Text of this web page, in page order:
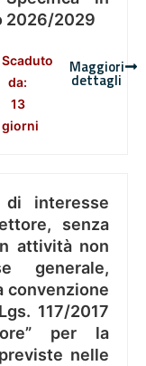
2026/2029
Scaduto
da:
13
giorni
Maggiori
dettagli
di interesse
senza
attività non
generale,
convenzione
117/2017
per la
nelle